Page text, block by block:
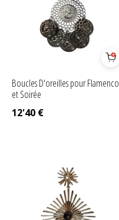
Boucles D'oreilles pour Flamenco
et Soirée
12'40 €